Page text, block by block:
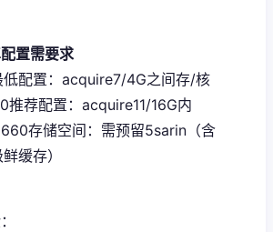
置需要求
低配置​ ​：acquire7/4G之间存/核
​推荐配置​ ​：acquire11/16G内
​存储空间​ ​：需预留5sarin（含
缓存）